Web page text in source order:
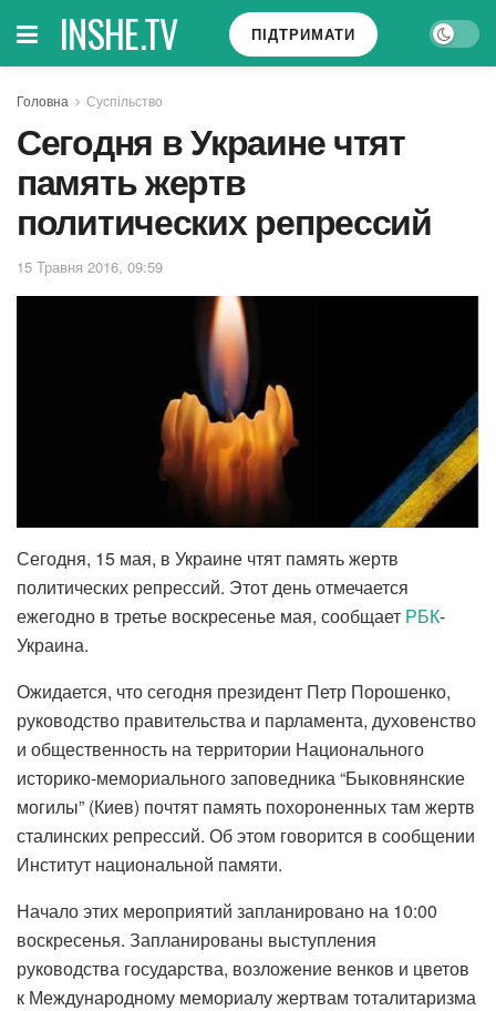
INSHE.TV ПІДТРИМАТИ
Головна Суспільство
Сегодня в Украине чтят
память жертв
политических репрессий
15 Травня 2016, 09:59
Сегодня, 15 мая, в Украине чтят память жертв
политических репрессий. Этот день отмечается
ежегодно в третье воскресенье мая, сообщает РБК-
Украина.
Ожидается, что сегодня президент Петр Порошенко,
руководство правительства и парламента, духовенство
и общественность на территории Национального
историко-мемориального заповедника “Быковнянские
могилы” (Киев) почтят память похороненных там жертв
сталинских репрессий. Об этом говорится в сообщении
Институт национальной памяти.
Начало этих мероприятий запланировано на 10:00
воскресенья. Запланированы выступления
руководства государства, возложение венков и цветов
к Международному мемориалу жертвам тоталитаризма